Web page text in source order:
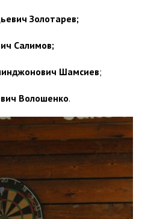
Золотарев;
Салимов;
Шамсиев;
Волошенко.